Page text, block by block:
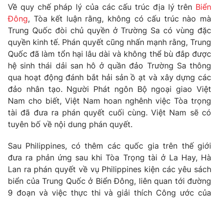
Khán giả
Giải sao mai
Âm nhạc
Sao
Du lịch
Làm đẹp
Chất lượng cuộc sống
Giáo dục
Tuyển sinh
Học trực tuyến
Công nghệ
Hitech Công nghệ tương lai
Sản phẩm
Thị trường
Tư vấn
Giao lưu trực tuyến
Lịch phát sóng
Chuyên mục khác
Emagazine Podcast
Photo Infographic
Về quy chế pháp lý của các cấu trúc địa lý trên Biển
Đông, Tòa kết luận rằng, không có cấu trúc nào mà
Trung Quốc đòi chủ quyền ở Trường Sa có vùng đặc
quyền kinh tế. Phán quyết cũng nhấn mạnh rằng, Trung
Quốc đã làm tổn hại lâu dài và không thể bù đắp được
hệ sinh thái dải san hô ở quần đảo Trường Sa thông
qua hoạt động đánh bắt hải sản ồ ạt và xây dựng các
đảo nhân tạo. Người Phát ngôn Bộ ngoại giao Việt
Nam cho biết, Việt Nam hoan nghênh việc Tòa trọng
tài đã đưa ra phán quyết cuối cùng. Việt Nam sẽ có
tuyên bố về nội dung phán quyết.
Sau Philippines, có thêm các quốc gia trên thế giới
đưa ra phản ứng sau khi Tòa Trọng tài ở La Hay, Hà
Lan ra phán quyết về vụ Philippines kiện các yêu sách
biển của Trung Quốc ở Biển Đông, liên quan tới đường
9 đoạn và việc thực thi và giải thích Công ước của